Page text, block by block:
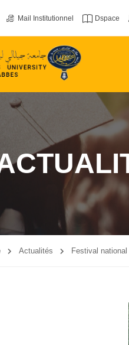
Mail Institutionnel Dspace
Actualités Festival